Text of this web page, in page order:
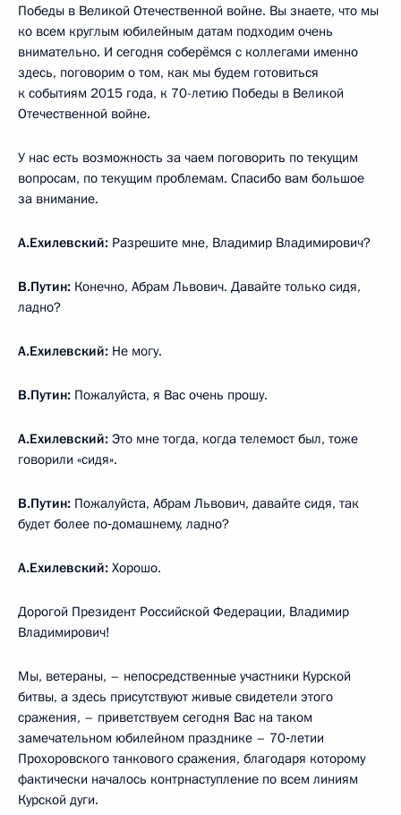
Победы в Великой Отечественной войне. Вы знаете, что мы
ко всем круглым юбилейным датам подходим очень
внимательно. И сегодня соберёмся с коллегами именно
здесь, поговорим о том, как мы будем готовиться
к событиям 2015 года, к 70-летию Победы в Великой
Отечественной войне.
У нас есть возможность за чаем поговорить по текущим
вопросам, по текущим проблемам. Спасибо вам большое
за внимание.
А.Ехилевский: Разрешите мне, Владимир Владимирович?
В.Путин: Конечно, Абрам Львович. Давайте только сидя,
ладно?
А.Ехилевский: Не могу.
В.Путин: Пожалуйста, я Вас очень прошу.
А.Ехилевский: Это мне тогда, когда телемост был, тоже
говорили «сидя».
В.Путин: Пожалуйста, Абрам Львович, давайте сидя, так
будет более по‑домашнему, ладно?
А.Ехилевский: Хорошо.
Дорогой Президент Российской Федерации, Владимир
Владимирович!
Мы, ветераны, – непосредственные участники Курской
битвы, а здесь присутствуют живые свидетели этого
сражения, – приветствуем сегодня Вас на таком
замечательном юбилейном празднике – 70‑летии
Прохоровского танкового сражения, благодаря которому
фактически началось контрнаступление по всем линиям
Курской дуги.